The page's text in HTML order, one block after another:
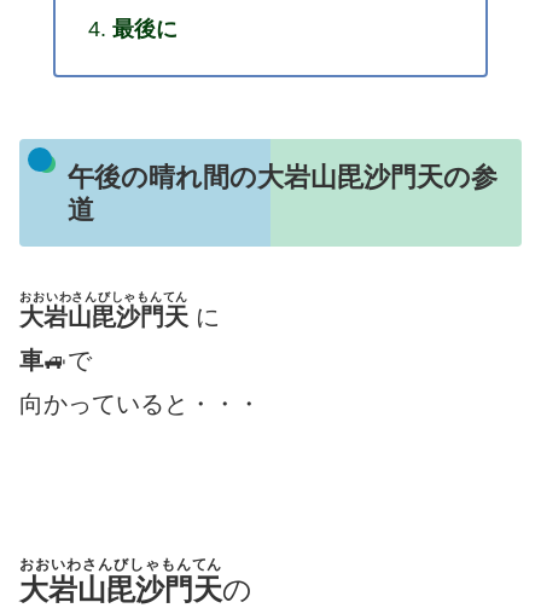
最後に
午後の晴れ間の大岩山毘沙門天の参
道
大岩山毘沙門天
おおいわさんびしゃもんてん
に
車🚙で
向かっていると・・・
大岩山毘沙門天
おおいわさんびしゃもんてん
の